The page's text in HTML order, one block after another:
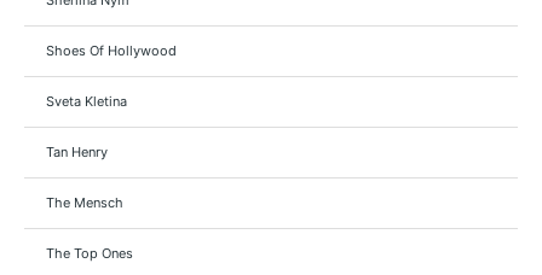
Shoes Of Hollywood
Sveta Kletina
Tan Henry
The Mensch
The Top Ones